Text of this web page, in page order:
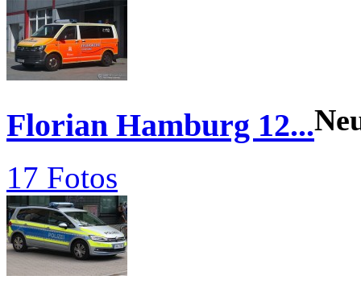
Florian Hamburg 12...
17 Fotos